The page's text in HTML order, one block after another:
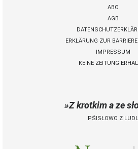
Z krotkim a ze
PŚISŁOWO Z
ABO
AGB
ERKLÄRUNG ZUR
IMPRESSUM
KEINE ZEITUNG